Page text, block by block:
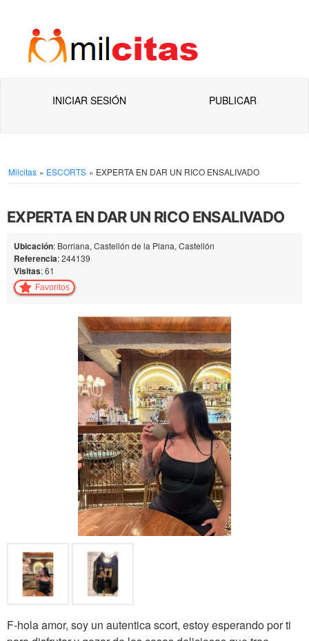
INICIAR SESIÓN PUBLICAR
Milcitas » ESCORTS » EXPERTA EN DAR UN RICO ENSALIVADO
EXPERTA EN DAR UN RICO ENSALIVADO
Ubicación: Borriana, Castellón de la Plana, Castellón
Referencia: 244139
Visitas: 61
Favoritos
F-hola amor, soy un autentica scort, estoy esperando por ti